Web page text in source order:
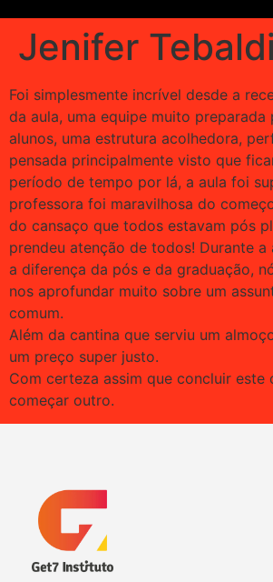
Jenifer Tebaldi
Foi simplesmente incrível desde a
da aula, uma equipe muito preparada
alunos, uma estrutura acolhedora,
pensada principalmente visto que
período de tempo por lá, a aula foi
professora foi maravilhosa do
do cansaço que todos estavam pós
prendeu atenção de todos! Durante a
a diferença da pós e da graduação,
nos aprofundar muito sobre um
comum.
Além da cantina que serviu um
um preço super justo.
Com certeza assim que concluir este
começar outro.